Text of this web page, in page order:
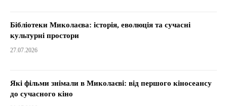
Бібліотеки Миколаєва: історія, еволюція та сучасні
культурні простори
27.07.2026
Які фільми знімали в Миколаєві: від першого кіносеансу
до сучасного кіно